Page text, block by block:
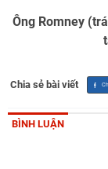
Ông Romney
Chia sẻ bài viết
BÌNH LUẬN